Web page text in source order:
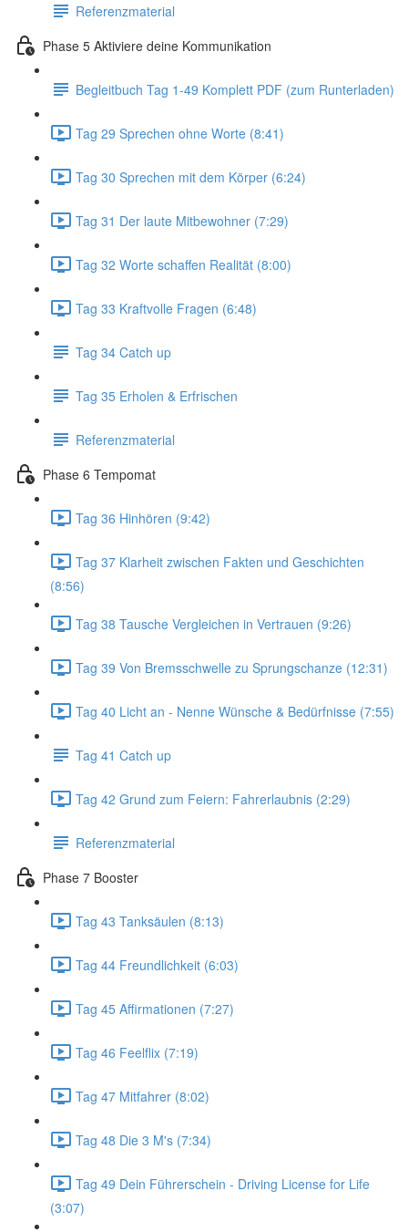
Referenzmaterial
Phase 5 Aktiviere deine Kommunikation
Begleitbuch Tag 1-49 Komplett PDF (zum Runterladen)
Tag 29 Sprechen ohne Worte (8:41)
Tag 30 Sprechen mit dem Körper (6:24)
Tag 31 Der laute Mitbewohner (7:29)
Tag 32 Worte schaffen Realität (8:00)
Tag 33 Kraftvolle Fragen (6:48)
Tag 34 Catch up
Tag 35 Erholen & Erfrischen
Referenzmaterial
Phase 6 Tempomat
Tag 36 Hinhören (9:42)
Tag 37 Klarheit zwischen Fakten und Geschichten
(8:56)
Tag 38 Tausche Vergleichen in Vertrauen (9:26)
Tag 39 Von Bremsschwelle zu Sprungschanze (12:31)
Tag 40 Licht an - Nenne Wünsche & Bedürfnisse (7:55)
Tag 41 Catch up
Tag 42 Grund zum Feiern: Fahrerlaubnis (2:29)
Referenzmaterial
Phase 7 Booster
Tag 43 Tanksäulen (8:13)
Tag 44 Freundlichkeit (6:03)
Tag 45 Affirmationen (7:27)
Tag 46 Feelflix (7:19)
Tag 47 Mitfahrer (8:02)
Tag 48 Die 3 M's (7:34)
Tag 49 Dein Führerschein - Driving License for Life
(3:07)